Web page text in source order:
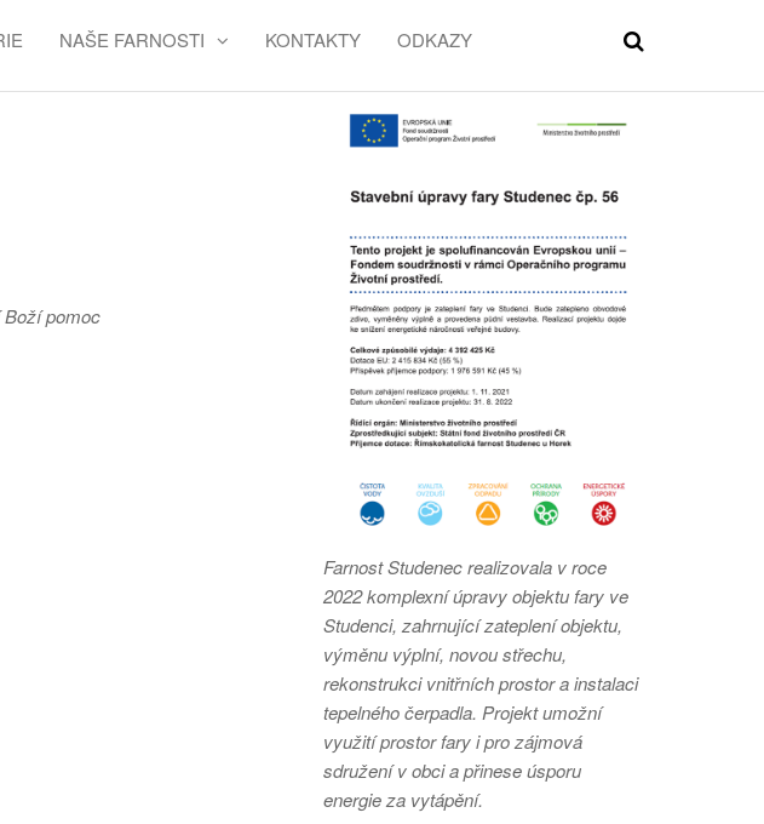
NAŠE FARNOSTI KONTAKTY ODKAZY
Boží pomoc
Farnost Studenec realizovala v roce
2022 komplexní úpravy objektu fary ve
Studenci, zahrnující zateplení objektu,
výměnu výplní, novou střechu,
rekonstrukci vnitřních prostor a instalaci
tepelného čerpadla. Projekt umožní
využití prostor fary i pro zájmová
sdružení v obci a přinese úsporu
energie za vytápění.